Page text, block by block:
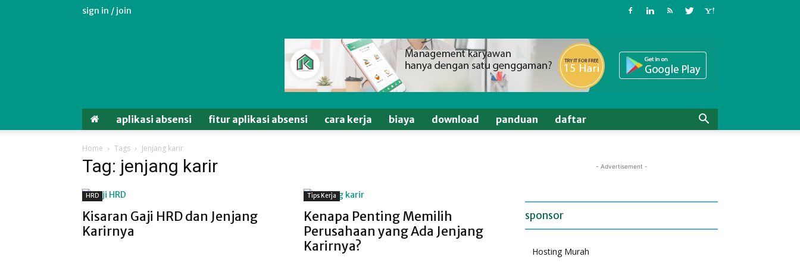
sign in / join
aplikasi absensi fitur aplikasi absensi cara kerja biaya download panduan daftar
Home Tags Jenjang karir
Tag: jenjang karir
HRD
Kisaran Gaji HRD dan Jenjang
Karirnya
Tips Kerja
Kenapa Penting Memilih
Perusahaan yang Ada Jenjang
Karirnya?
- Advertisement -
sponsor
Hosting Murah